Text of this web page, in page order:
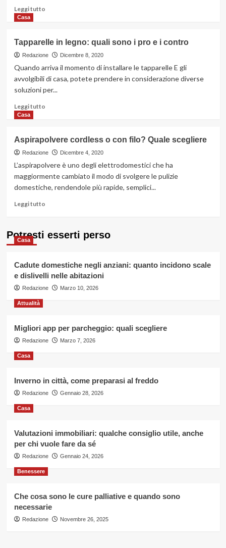
sapere
Leggi tuttoLeggi
Gli
elementi
decorativi
natalizi
la
Casa
Tapparelle in legno: quali sono i pro e i contro
Redazione Dicembre 8, 2020
Quando arriva il momento di installare le tapparelle E gli
avvolgibili di casa, potete prendere in considerazione diverse
soluzioni per...
Leggi tuttoLeggi
Tapparelle
in
legno:
i
Casa
Aspirapolvere cordless o con filo? Quale scegliere
Redazione Dicembre 4, 2020
L’aspirapolvere è uno degli elettrodomestici che ha
maggiormente cambiato il modo di svolgere le pulizie
domestiche, rendendole più rapide, semplici...
Leggi tuttoLeggi
su
Aspirapolvere
con
filo?
Quale
Potresti esserti perso
Casa
Cadute domestiche negli anziani: quanto incidono scale
e dislivelli nelle abitazioni
Redazione Marzo 10, 2026
Attualità
Migliori app per parcheggio: quali scegliere
Redazione Marzo 7, 2026
Casa
Inverno in città, come preparasi al freddo
Redazione Gennaio 28, 2026
Casa
Valutazioni immobiliari: qualche consiglio utile, anche
per chi vuole fare da sé
Redazione Gennaio 24, 2026
Benessere
Che cosa sono le cure palliative e quando sono
necessarie
Redazione Novembre 26, 2025